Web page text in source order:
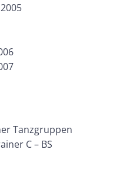
Tanzgruppen
C – BS